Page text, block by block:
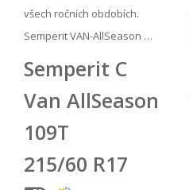
všech ročních obdobích.
Semperit VAN-AllSeason …
Semperit C
Van AllSeason
109T
215/60 R17